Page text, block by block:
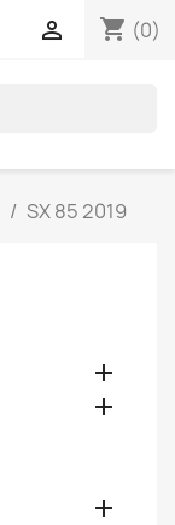
shopping_cart (0)

SX 85 2019


